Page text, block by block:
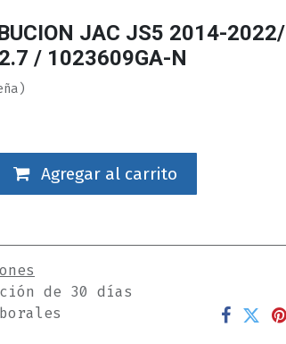
JAC JS5 2014-2022/
/ 1023609GA-N
Agregar al carrito
de 30 días